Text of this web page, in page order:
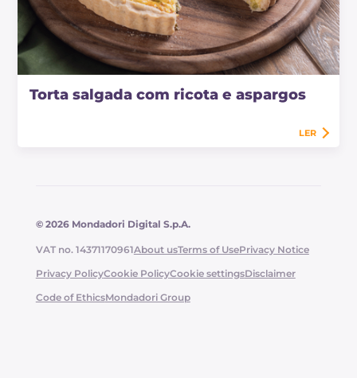
Torta salgada com ricota e aspargos
LER
© 2026 Mondadori Digital S.p.A.
VAT no. 14371170961About usTerms of UsePrivacy Notice
Privacy PolicyCookie PolicyCookie settingsDisclaimer
Code of EthicsMondadori Group